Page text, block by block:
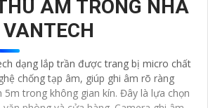
ÂM TRONG NHÀ
VANTECH
dạng lắp trần được trang bị micro chất
chống tạp âm, giúp ghi âm rõ ràng
trong không gian kín. Đây là lựa chọn